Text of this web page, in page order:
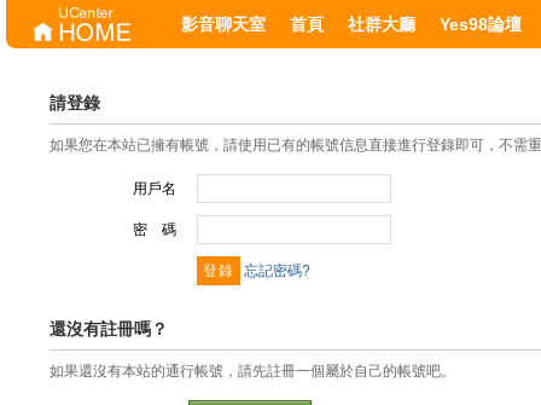
影音聊天室 首頁 社群大廳 Yes98論壇
請登錄
如果您在本站已擁有帳號，請使用已有的帳號信息直接進行登錄即可，不需
用戶名
密 碼
忘記密碼?
還沒有註冊嗎？
如果還沒有本站的通行帳號，請先註冊一個屬於自己的帳號吧。